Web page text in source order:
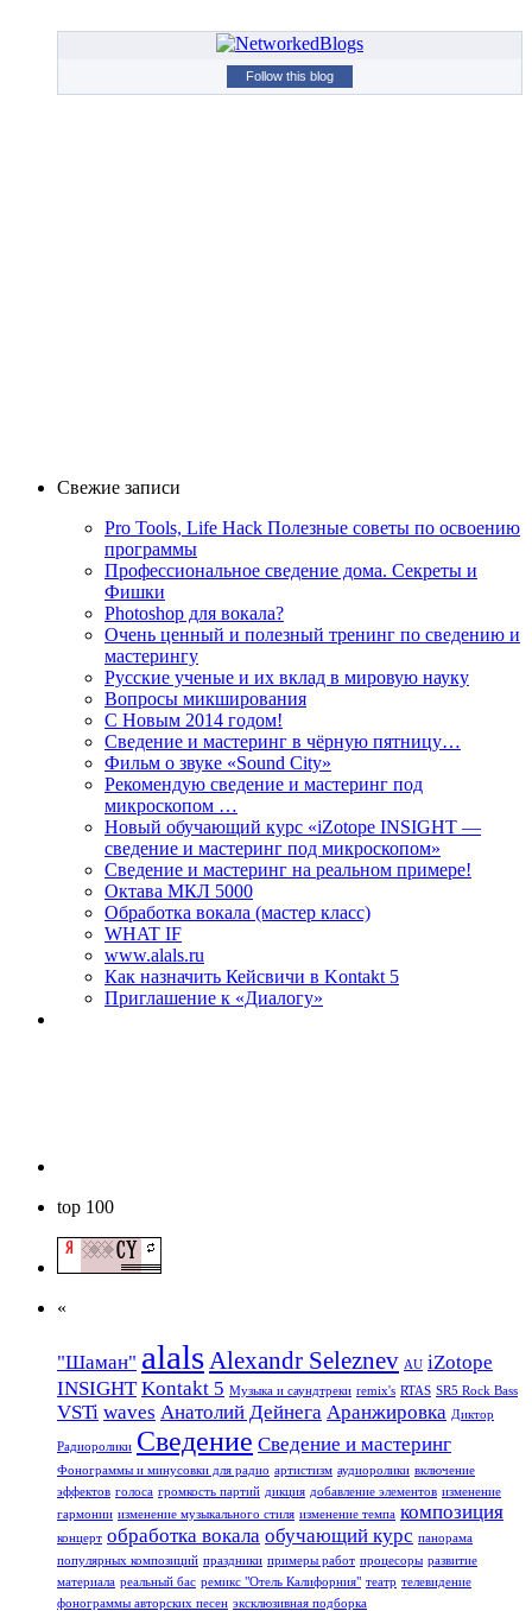
Follow this blog
Свежие записи
Pro Tools, Life Hack Полезные советы по освоению
программы
Профессиональное сведение дома. Секреты и
Фишки
Photoshop для вокала?
Очень ценный и полезный тренинг по сведению и
мастерингу
Русские ученые и их вклад в мировую науку
Вопросы микширования
C Новым 2014 годом!
Сведение и мастеринг в чёрную пятницу…
Фильм о звуке «Sоund Сity»
Рекомендую сведение и мастеринг под
микроскопом …
Новый обучающий курс «iZotope INSIGHT —
сведение и мастеринг под микроскопом»
Сведение и мастеринг на реальном примере!
Октава МКЛ 5000
Обработка вокала (мастер класс)
WHAT IF
www.alals.ru
Как назначить Кейсвичи в Kontakt 5
Приглашение к «Диалогу»
top 100
«
"Шаман" alalsAlexandr Seleznev AU iZotope
INSIGHT Kontakt 5 Mузыкa и саундтреки remix's RTAS SR5 Rock Bass
VSTi waves Анатолий Дейнега Аранжировка Диктор
Радиоролики Сведение Сведение и мастеринг
Фонограммы и минусовки для радио артистизм аудиоролики включение
эффектов голоса громкость партий дикция добавление элементов изменение
гармонии изменение музыкального стиля изменение темпа композиция
концерт обработка вокала обучающий курс панорама
популярных композиций праздники примеры работ процесоры развитие
материала реальный бас ремикс "Отель Калифорния" театр телевидение
фонограммы авторских песен эксклюзивная подборка